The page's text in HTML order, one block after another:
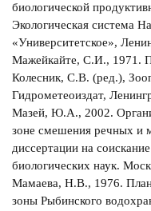
биологической
Экологическая система
«Университетское»,
Мажейкайте, С.И., 1971.
Колесник, С.В. (ред.),
Гидрометеоиздат,
Мазей, Ю.А., 2002.
зоне смешения речных и
диссертации на
биологических наук.
Мамаева, Н.В., 1976.
зоны Рыбинского